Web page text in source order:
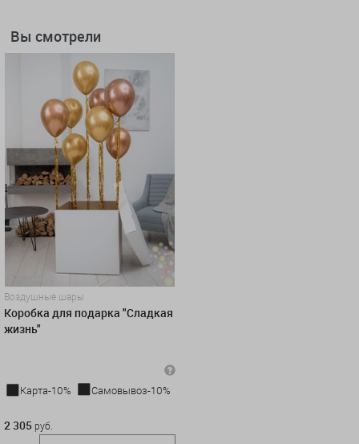
Вы смотрели
Воздушные шары
Коробка для подарка "Сладкая
жизнь"
Карта-10%
Самовывоз-10%
2 305 руб.